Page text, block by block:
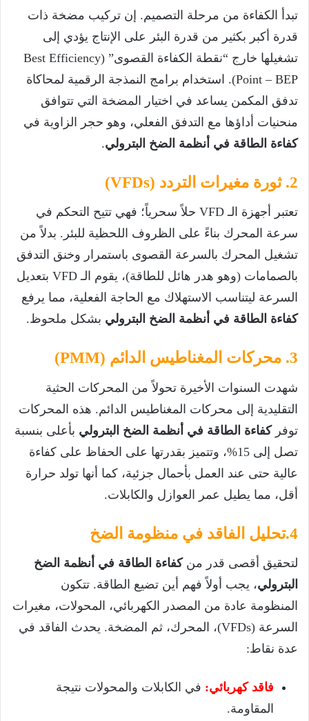
تبدأ الكفاءة من مرحلة التصميم. إن تركيب مضخة ذات
قدرة أكبر بكثير من قدرة البئر على الإنتاج يؤدي إلى
تشغيلها خارج “نقطة الكفاءة القصوى” (Best Efficiency
Point – BEP). استخدام برامج النمذجة الرقمية لمحاكاة
تدفق المكمن يساعد في اختيار المضخة التي تتوافق
منحنيات أداؤها مع التدفق الفعلي، وهو حجر الزاوية في
كفاءة الطاقة في أنظمة الضخ البترولي.
2. ثورة مغيرات التردد (VFDs)
تعتبر أجهزة الـ VFD حلاً سحرياً؛ فهي تتيح التحكم في
سرعة المحرك بناءً على الظروف اللحظية للبئر. بدلاً من
تشغيل المحرك بالسرعة القصوى باستمرار وخنق التدفق
بالصمامات (وهو هدر هائل للطاقة)، يقوم الـ VFD بتعديل
السرعة ليتناسب الاستهلاك مع الحاجة الفعلية، مما يرفع
كفاءة الطاقة في أنظمة الضخ البترولي بشكل ملحوظ.
3. محركات المغناطيس الدائم (PMM)
شهدت السنوات الأخيرة تحولاً من المحركات الحثية
التقليدية إلى محركات المغناطيس الدائم. هذه المحركات
توفركفاءة الطاقة في أنظمة الضخ البترولي بأعلى بنسبة
تصل إلى 15%، وتتميز بقدرتها على الحفاظ على كفاءة
عالية حتى عند العمل بأحمال جزئية، كما أنها تولد حرارة
أقل، مما يطيل عمر العوازل والكابلات.
4.تحليل الفاقد في منظومة الضخ
لتحقيق أقصى قدر منكفاءة الطاقة في أنظمة الضخ
البترولي، يجب أولاً فهم أين تضيع الطاقة. تتكون
المنظومة عادة من المصدر الكهربائي، المحولات، مغيرات
السرعة (VFDs)، المحرك، ثم المضخة. يحدث الفاقد في
عدة نقاط:
فاقد كهربائي: في الكابلات والمحولات نتيجة
المقاومة.